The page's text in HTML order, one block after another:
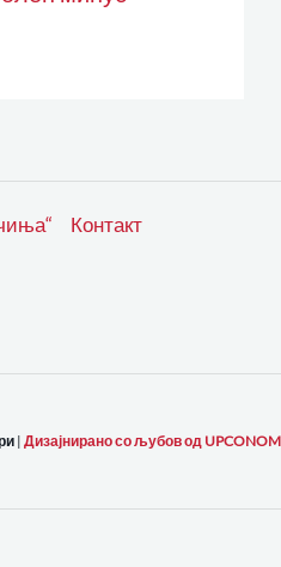
Контакт
| Дизајнирано со љубов од